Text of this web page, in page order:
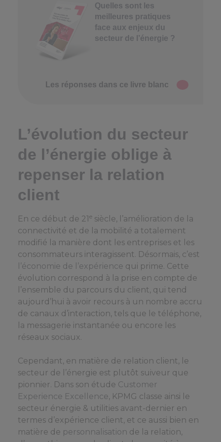
Quelles sont les
meilleures pratiques
face aux enjeux du
secteur de l’énergie ?
Les réponses dans ce livre blanc
L’évolution du secteur
de l’énergie oblige à
repenser la relation
client
En ce début de 21e siècle, l’amélioration de la
connectivité et de la mobilité a totalement
modifié la manière dont les entreprises et les
consommateurs interagissent. Désormais, c’est
l’économie de l’expérience qui prime. Cette
évolution correspond à la prise en compte de
l’ensemble du parcours du client, qui tend
aujourd’hui à avoir recours à un nombre accru
de canaux d’interaction, tels que le téléphone,
la messagerie instantanée ou encore les
réseaux sociaux.
Cependant, en matière de relation client, le
secteur de l’énergie est plutôt suiveur que
pionnier. Dans son étude Customer
Experience Excellence, KPMG classe ainsi le
secteur énergie & utilities avant-dernier en
termes d’expérience client, et ce aussi bien en
matière de personnalisation de la relation,